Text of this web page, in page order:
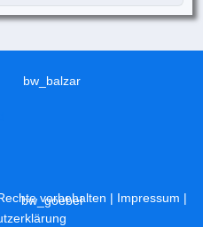
vorbehalten | Impressum |